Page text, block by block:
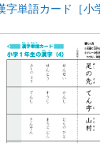
字単語カード［小